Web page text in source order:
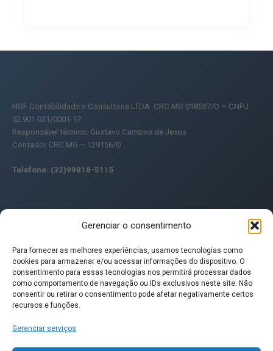
Gerenciar o consentimento
Para fornecer as melhores experiências, usamos tecnologias como
cookies para armazenar e/ou acessar informações do dispositivo. O
consentimento para essas tecnologias nos permitirá processar dados
como comportamento de navegação ou IDs exclusivos neste site. Não
consentir ou retirar o consentimento pode afetar negativamente certos
recursos e funções.
Gerenciar serviços
NGF Contabilidade e Consultoria LTDA: CRC MG 018537/O – CNPJ
52.901.031/0001-17
Responsável técnico: Gustavo Campos de Jesus
Contador CRC MG – 129156/O
Telefone: (32)99818-5115
Simples Nacional 2027: como escolher entre o DAS e o Simples
Híbrido para pagar o IBS e a CBS
DMED: O que é, quem deve entregar e como enviar ao contador
Split Payment: o que é e como vai afetar o fluxo de caixa da sua
empresa
Consultoria Tributária: O que é, como funciona e por que toda
Posts recentes